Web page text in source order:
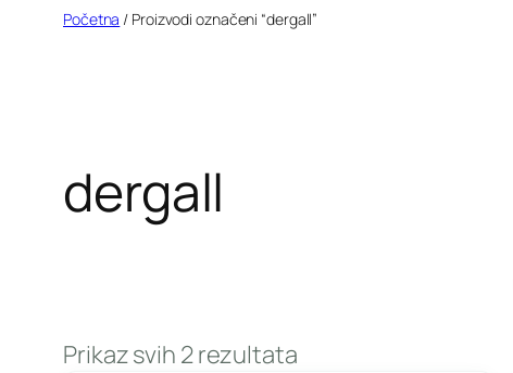
Početna / Proizvodi označeni “dergall”
dergall
Prikaz svih 2 rezultata